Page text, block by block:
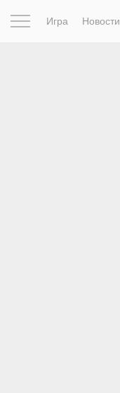
Игра Новости